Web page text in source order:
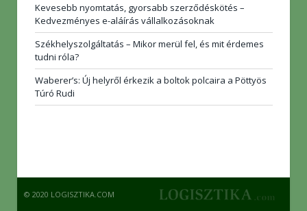
Kevesebb nyomtatás, gyorsabb szerződéskötés –
Kedvezményes e-aláírás vállalkozásoknak
Székhelyszolgáltatás – Mikor merül fel, és mit érdemes
tudni róla?
Waberer’s: Új helyről érkezik a boltok polcaira a Pöttyös
Túró Rudi
© 2020 LOGISZTIKA.COM